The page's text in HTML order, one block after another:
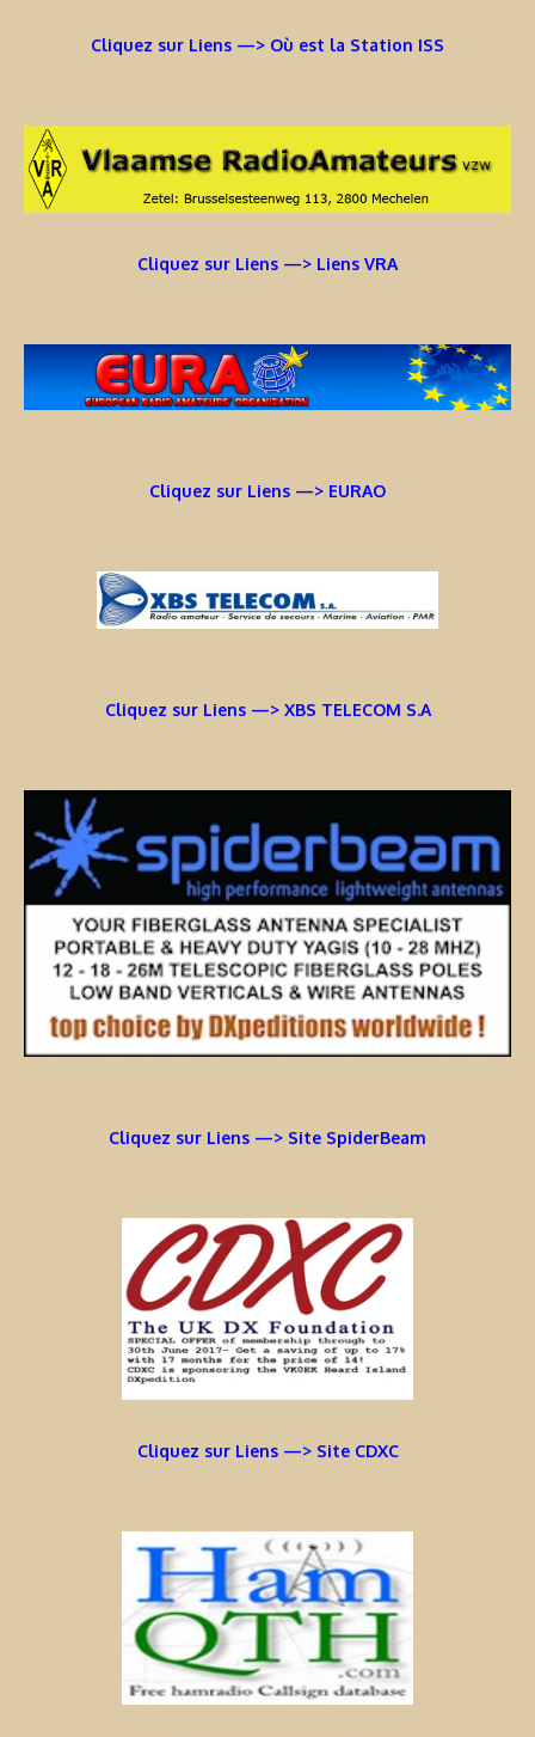
Cliquez sur Liens —> Où est la Station ISS
Cliquez sur Liens —> Liens VRA
Cliquez sur Liens —> EURAO
Cliquez sur Liens —> XBS TELECOM S.A
Cliquez sur Liens —> Site SpiderBeam
Cliquez sur Liens —> Site CDXC